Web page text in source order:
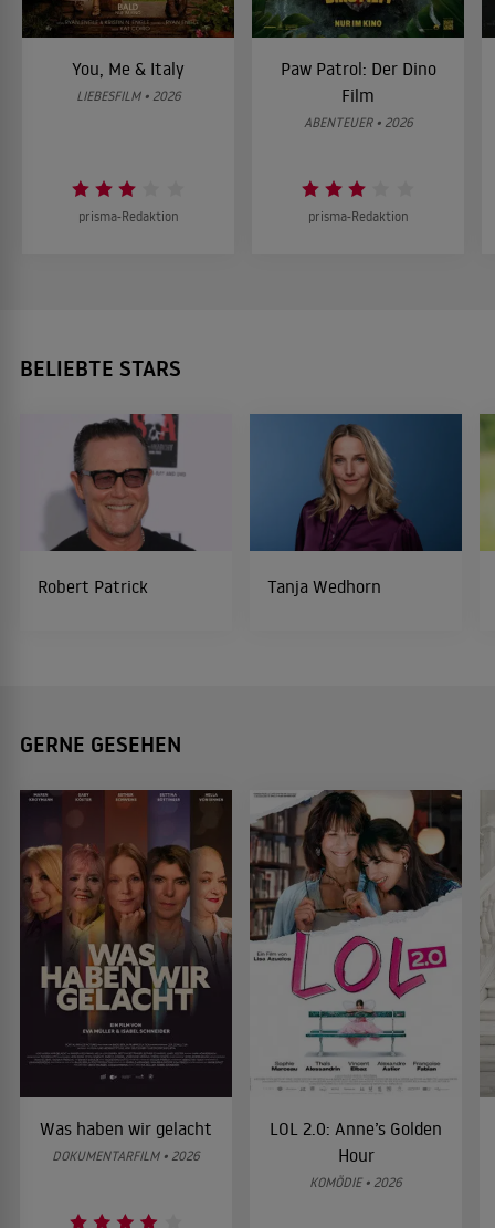
You, Me & Italy
LIEBESFILM • 2026
prisma-Redaktion
Paw Patrol: Der Dino
Film
ABENTEUER • 2026
prisma-Redaktion
BELIEBTE STARS
Robert Patrick Tanja Wedhorn
GERNE GESEHEN
Was haben wir gelacht
DOKUMENTARFILM • 2026
LOL 2.0: Anne’s Golden
Hour
KOMÖDIE • 2026